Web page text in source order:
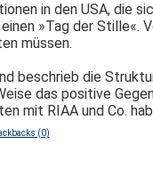
in den USA, die
»Tag der Stille«.
müssen.
beschrieb die
das positive
mit RIAA und Co.
(0)